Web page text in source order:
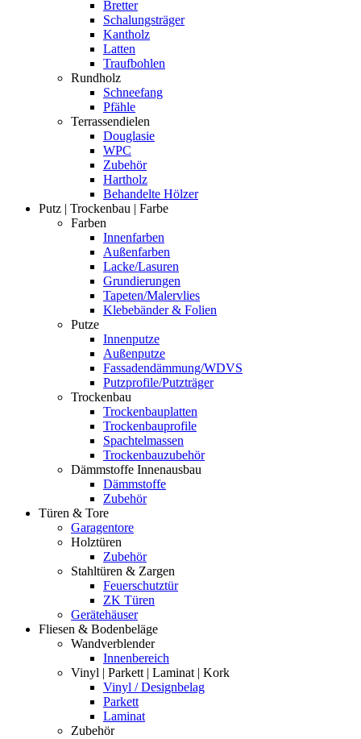
Bretter
Schalungsträger
Kantholz
Latten
Traufbohlen
Rundholz
Schneefang
Pfähle
Terrassendielen
Douglasie
WPC
Zubehör
Hartholz
Behandelte Hölzer
Putz | Trockenbau | Farbe
Farben
Innenfarben
Außenfarben
Lacke/Lasuren
Grundierungen
Tapeten/Malervlies
Klebebänder & Folien
Putze
Innenputze
Außenputze
Fassadendämmung/WDVS
Putzprofile/Putzträger
Trockenbau
Trockenbauplatten
Trockenbauprofile
Spachtelmassen
Trockenbauzubehör
Dämmstoffe Innenausbau
Dämmstoffe
Zubehör
Türen & Tore
Garagentore
Holztüren
Zubehör
Stahltüren & Zargen
Feuerschutztür
ZK Türen
Gerätehäuser
Fliesen & Bodenbeläge
Wandverblender
Innenbereich
Vinyl | Parkett | Laminat | Kork
Vinyl / Designbelag
Parkett
Laminat
Zubehör